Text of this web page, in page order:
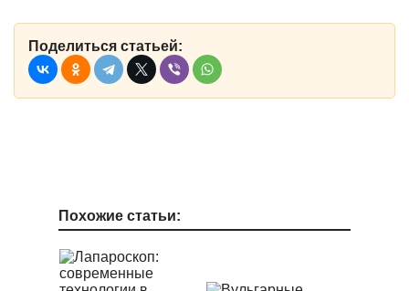
Поделиться статьей:
Похожие статьи: